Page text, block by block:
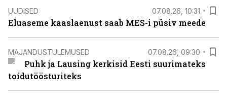
UUDISED 07.08.26, 10:31
Eluaseme kaaslaenust saab MES-i püsiv meede
MAJANDUSTULEMUSED 07.08.26, 09:30
Puhk ja Lausing kerkisid Eesti suurimateks
toidutöösturiteks